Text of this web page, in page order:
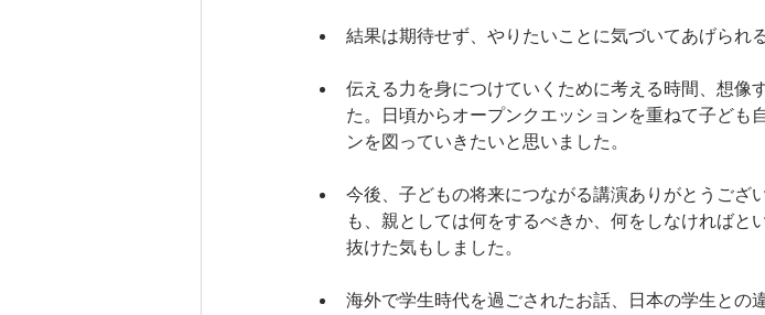
結果は期待せず、やりたいことに気づいてあげられ
伝える力を身につけていくために考える時間、想像
た。日頃からオープンクエッションを重ねて子ども
ンを図っていきたいと思いました。
今後、子どもの将来につながる講演ありがとうござ
も、親としては何をするべきか、何をしなければ
抜けた気もしました。
海外で学生時代を過ごされたお話、日本の学生との